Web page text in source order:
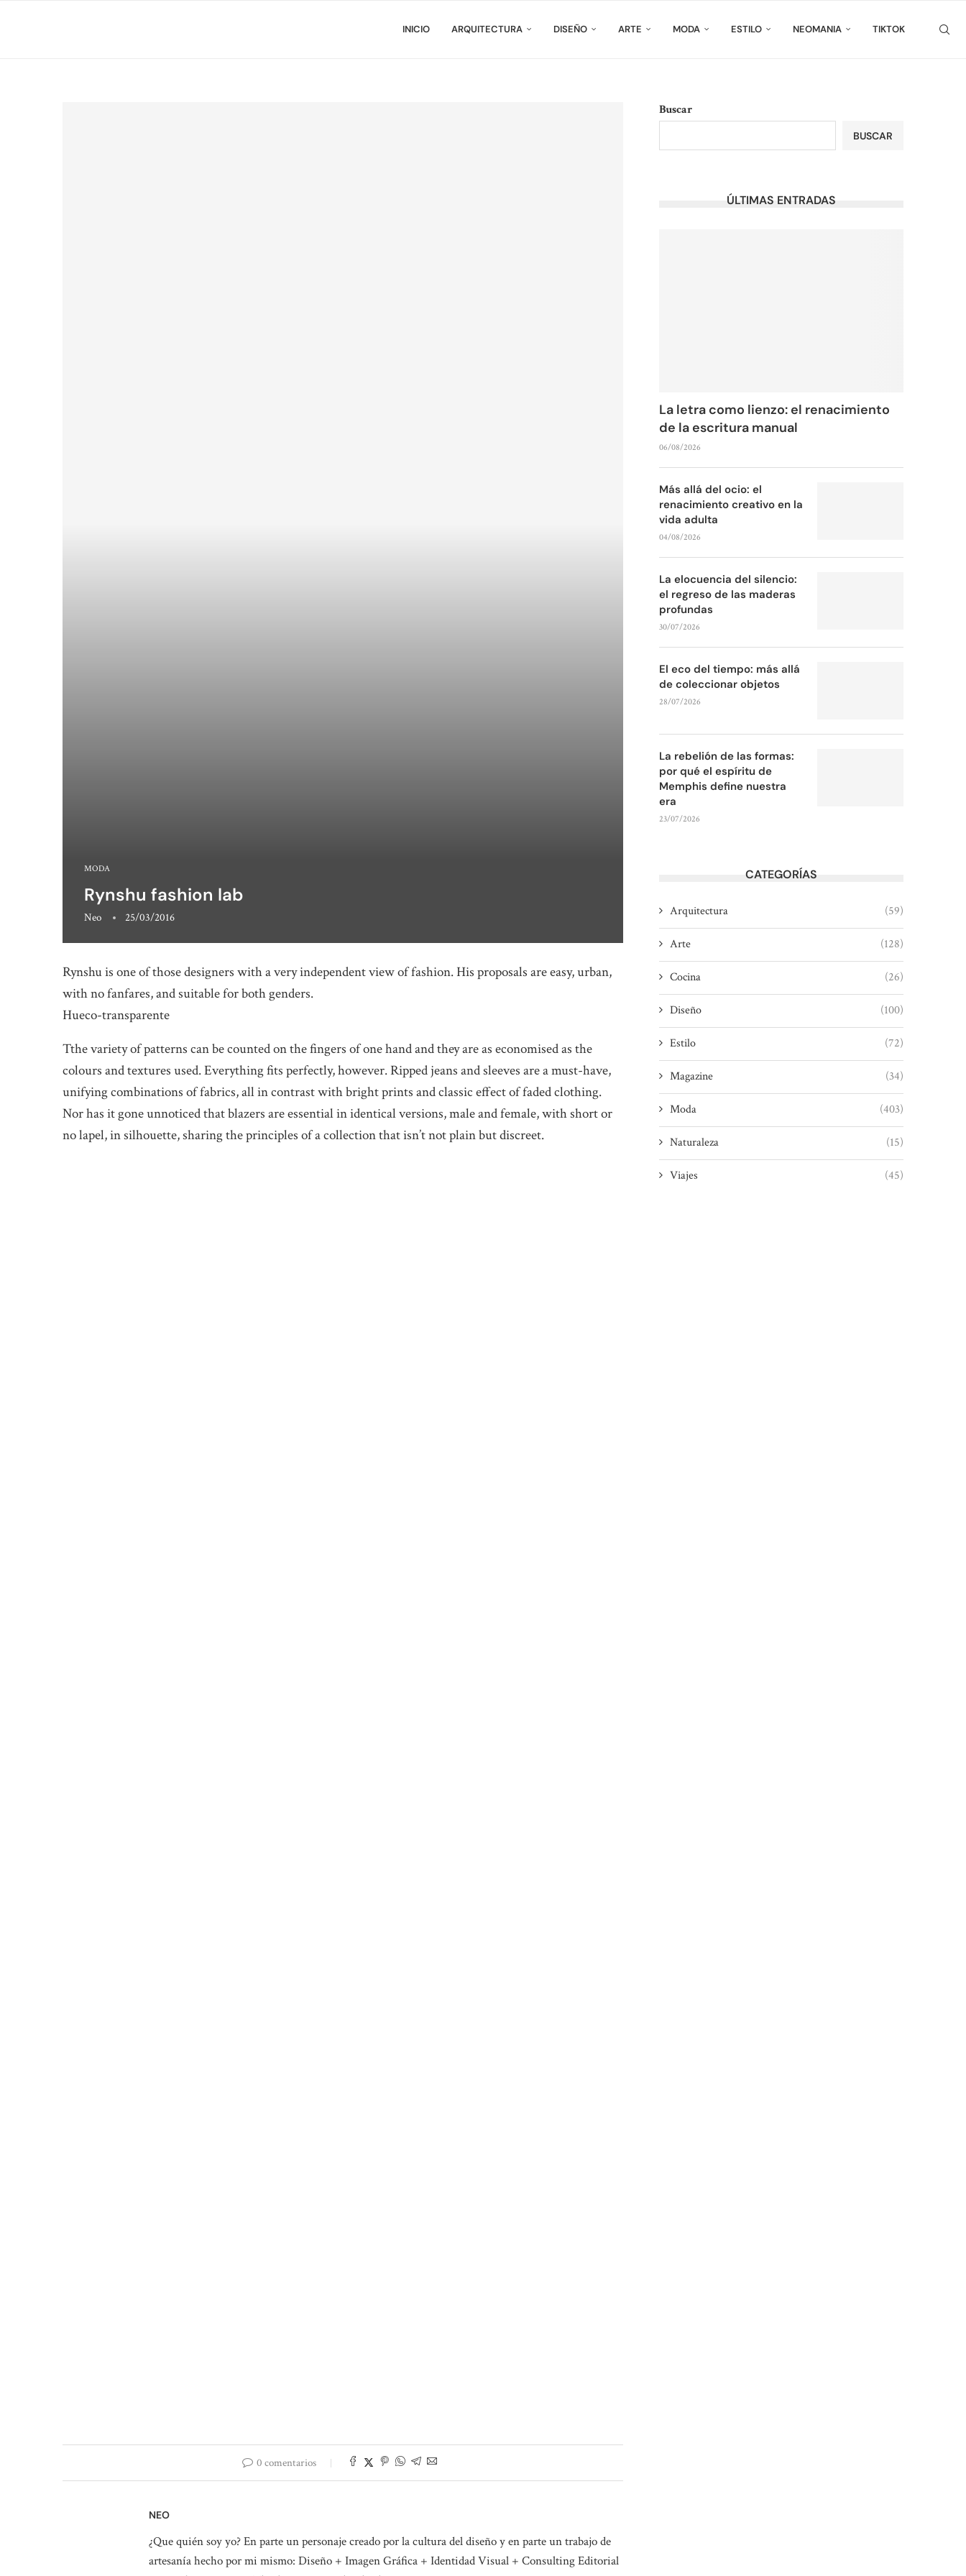
INICIO ARQUITECTURA DISEÑO ARTE MODA ESTILO NEOMANIA TIKTOK
MODA
Rynshu fashion lab
Neo 25/03/2016
Rynshu is one of those designers with a very independent view of fashion. His proposals are easy, urban,
with no fanfares, and suitable for both genders.
Hueco-transparente
Tthe variety of patterns can be counted on the fingers of one hand and they are as economised as the
colours and textures used. Everything fits perfectly, however. Ripped jeans and sleeves are a must-have,
unifying combinations of fabrics, all in contrast with bright prints and classic effect of faded clothing.
Nor has it gone unnoticed that blazers are essential in identical versions, male and female, with short or
no lapel, in silhouette, sharing the principles of a collection that isn’t not plain but discreet.
0 comentarios
NEO
¿Que quién soy yo? En parte un personaje creado por la cultura del diseño y en parte un trabajo de
artesanía hecho por mi mismo: Diseño + Imagen Gráfica + Identidad Visual + Consulting Editorial
Buscar
BUSCAR
ÚLTIMAS ENTRADAS
La letra como lienzo: el renacimiento
de la escritura manual
06/08/2026
Más allá del ocio: el
renacimiento creativo en la
vida adulta
04/08/2026
La elocuencia del silencio:
el regreso de las maderas
profundas
30/07/2026
El eco del tiempo: más allá
de coleccionar objetos
28/07/2026
La rebelión de las formas:
por qué el espíritu de
Memphis define nuestra
era
23/07/2026
CATEGORÍAS
Arquitectura (59)
Arte (128)
Cocina (26)
Diseño (100)
Estilo (72)
Magazine (34)
Moda (403)
Naturaleza (15)
Viajes (45)